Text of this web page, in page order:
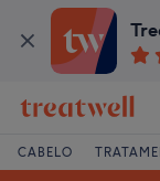
CABELO